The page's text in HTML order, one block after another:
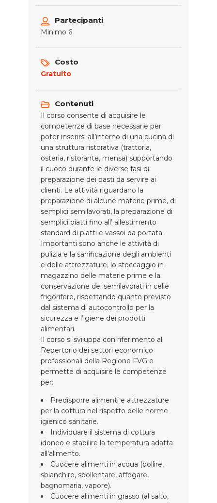
Partecipanti
Minimo 6
Costo
Gratuito
Contenuti
Il corso consente di acquisire le
competenze di base necessarie per
poter inserirsi all’interno di una cucina di
una struttura ristorativa (trattoria,
osteria, ristorante, mensa) supportando
il cuoco durante le diverse fasi di
preparazione dei pasti da servire ai
clienti. Le attività riguardano la
preparazione di alcune materie prime, di
semplici semilavorati, la preparazione di
semplici piatti fino all’ allestimento
standard di piatti e vassoi da portata.
Importanti sono anche le attività di
pulizia e la sanificazione degli ambienti
e delle attrezzature, lo stoccaggio in
magazzino delle materie prime e la
conservazione dei semilavorati in celle
frigorifere, rispettando quanto previsto
dal sistema di autocontrollo per la
sicurezza e l’igiene dei prodotti
alimentari.
Il corso si sviluppa con riferimento al
Repertorio dei settori economico
professionali della Regione FVG e
permette di acquisire le competenze
per:
Predisporre alimenti e attrezzature
per la cottura nel rispetto delle norme
igienico sanitarie.
Individuare il sistema di cottura
idoneo e stabilire la temperatura adatta
all’alimento.
Cuocere alimenti in acqua (bollire,
sbianchire, sbollentare, affogare,
bagnomaria, vapore).
Cuocere alimenti in grasso (al salto,